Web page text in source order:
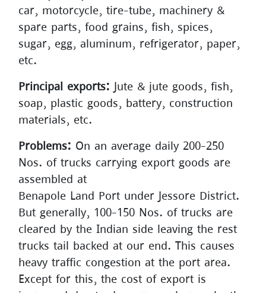
car, motorcycle, tire-tube, machinery &
spare parts, food grains, fish, spices,
sugar, egg, aluminum, refrigerator, paper,
etc.
Principal exports: Jute & jute goods, fish,
soap, plastic goods, battery, construction
materials, etc.
Problems: On an average daily 200-250
Nos. of trucks carrying export goods are
assembled at
Benapole Land Port under Jessore District.
But generally, 100-150 Nos. of trucks are
cleared by the Indian side leaving the rest
trucks tail backed at our end. This causes
heavy traffic congestion at the port area.
Except for this, the cost of export is